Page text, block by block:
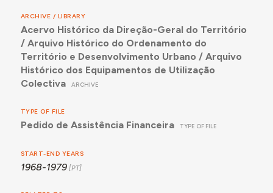
ARCHIVE / LIBRARY
Acervo Histórico da Direção-Geral do Território
/ Arquivo Histórico do Ordenamento do
Território e Desenvolvimento Urbano / Arquivo
Histórico dos Equipamentos de Utilização
Colectiva
ARCHIVE
TYPE OF FILE
Pedido de Assistência Financeira TYPE OF FILE
START-END YEARS
1968-1979